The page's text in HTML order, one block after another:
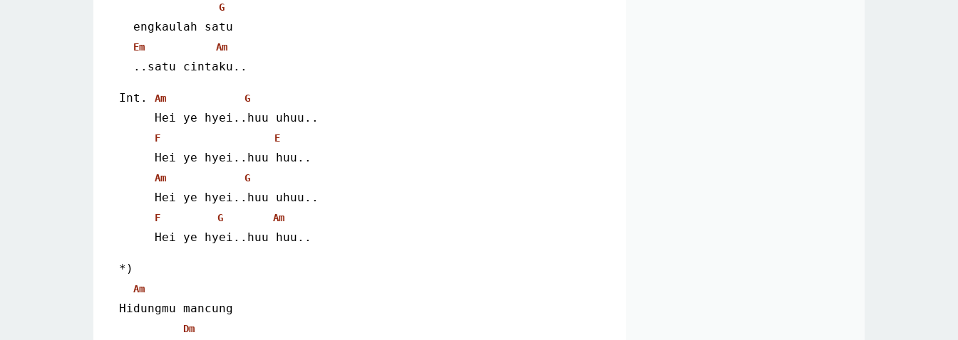
G
engkaulah satu
Em Am
..satu cintaku..
Int. Am G
Hei ye hyei..huu uhuu..
F E
Hei ye hyei..huu huu..
Am G
Hei ye hyei..huu uhuu..
F G Am
Hei ye hyei..huu huu..
*)
Am
Hidungmu mancung
Dm